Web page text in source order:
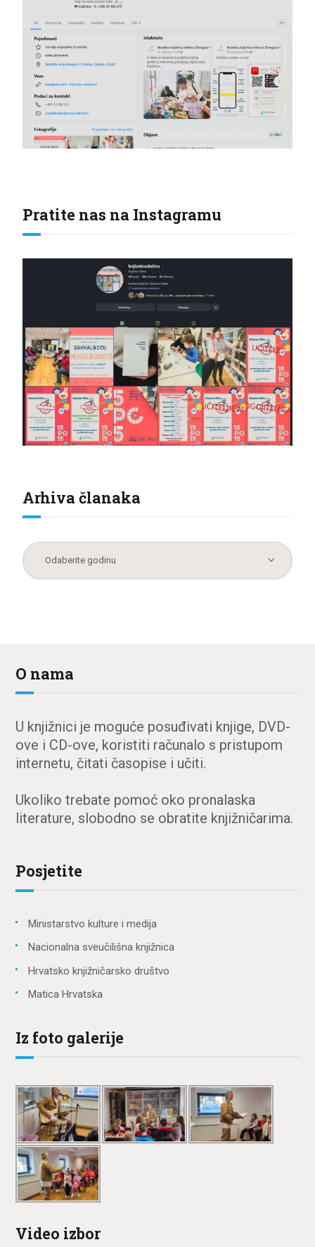
Pratite nas na Instagramu
Arhiva članaka
O nama
U knjižnici je moguće posuđivati knjige, DVD-
ove i CD-ove, koristiti računalo s pristupom
internetu, čitati časopise i učiti.
Ukoliko trebate pomoć oko pronalaska
literature, slobodno se obratite knjižničarima.
Posjetite
Ministarstvo kulture i medija
Nacionalna sveučilišna knjižnica
Hrvatsko knjižničarsko društvo
Matica Hrvatska
Iz foto galerije
Video izbor